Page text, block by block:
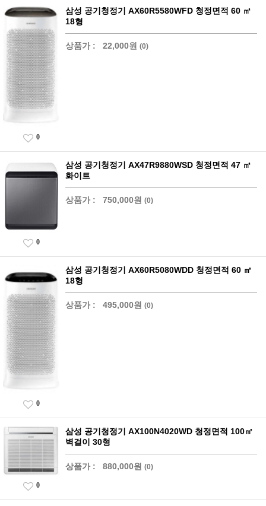
삼성 공기청정기 AX60R5580WFD 청정면적 60 ㎡
18형
상품가 : 22,000원 (0)
0
삼성 공기청정기 AX47R9880WSD 청정면적 47 ㎡
화이트
상품가 : 750,000원 (0)
0
삼성 공기청정기 AX60R5080WDD 청정면적 60 ㎡
18형
상품가 : 495,000원 (0)
0
삼성 공기청정기 AX100N4020WD 청정면적 100㎡
벽걸이 30형
상품가 : 880,000원 (0)
0